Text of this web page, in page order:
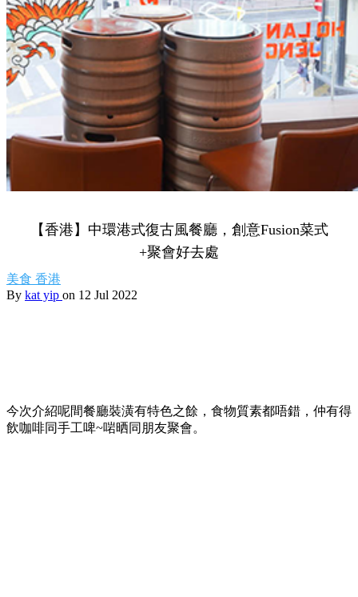
【香港】中環港式復古風餐廳，創意Fusion菜式
+聚會好去處
美食 香港
By kat yip on 12 Jul 2022
今次介紹呢間餐廳裝潢有特色之餘，食物質素都唔錯，仲有得
飲咖啡同手工啤~啱晒同朋友聚會。